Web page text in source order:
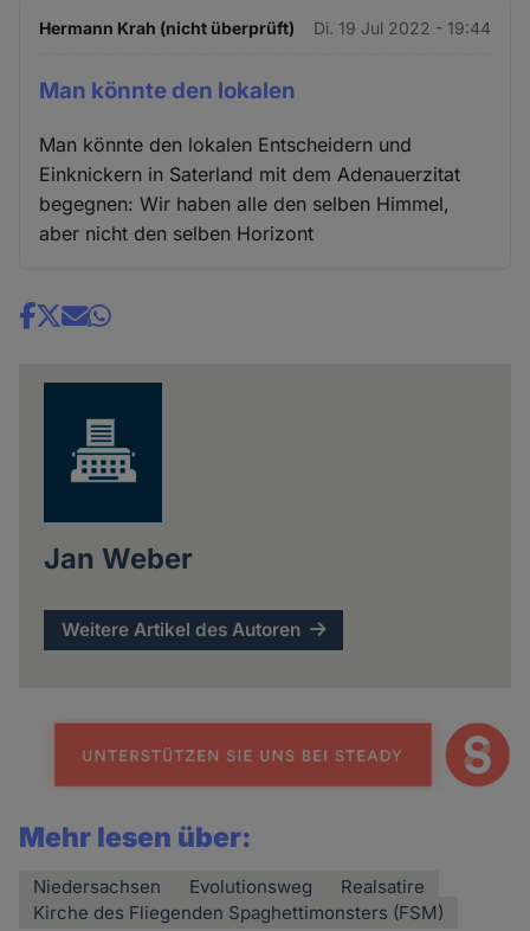
Hermann Krah (nicht überprüft) Di. 19 Jul 2022 - 19:44
Man könnte den lokalen
Man könnte den lokalen Entscheidern und
Einknickern in Saterland mit dem Adenauerzitat
begegnen: Wir haben alle den selben Himmel,
aber nicht den selben Horizont
Share
Jan Weber
Weitere Artikel des Autoren
Mehr lesen über:
Niedersachsen Evolutionsweg
Realsatire
Kirche des Fliegenden Spaghettimonsters (FSM)